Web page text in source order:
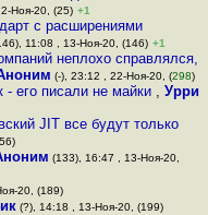
Ноя-20, (25) +1
с расширениями
11:08 , 13-Ноя-20, (146) +1
неплохо справлялся,
(-), 23:12 , 22-Ноя-20, (298)
его писали не майки ,Урри
JIT все будут только
(133), 16:47 , 13-Ноя-20,
20, (189)
(?), 14:18 , 13-Ноя-20, (199)